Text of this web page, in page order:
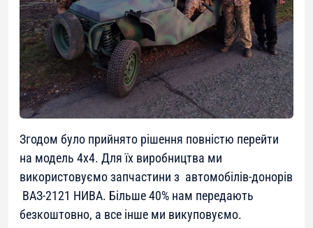
Згодом було прийнято рішення повністю перейти
на модель 4х4. Для їх виробництва ми
використовуємо запчастини з автомобілів-донорів
ВАЗ-2121 НИВА. Більше 40% нам передають
безкоштовно, а все інше ми викуповуємо.